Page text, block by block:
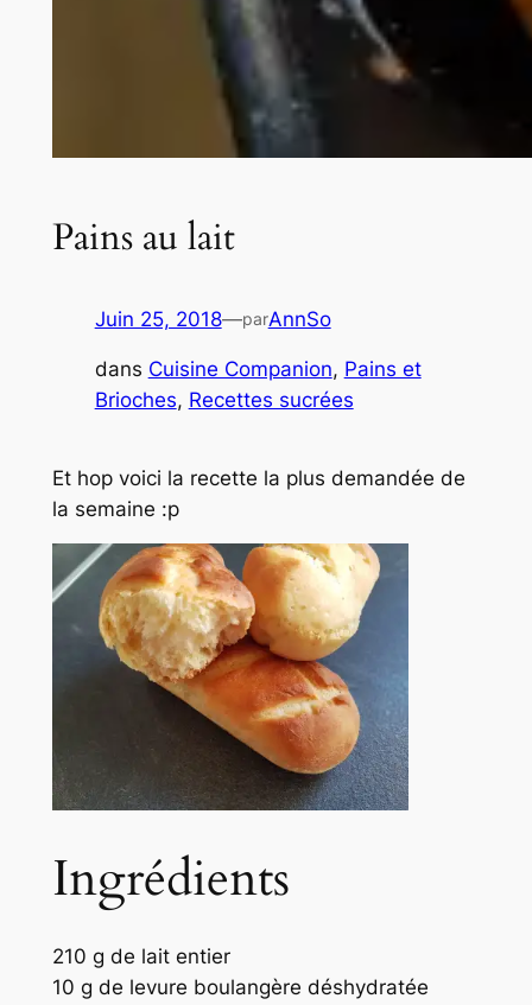
Pains au lait
Juin 25, 2018—parAnnSo
dans Cuisine Companion, Pains et
Brioches, Recettes sucrées
Et hop voici la recette la plus demandée de
la semaine :p
Ingrédients
210 g de lait entier
10 g de levure boulangère déshydratée